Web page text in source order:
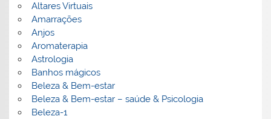
Altares Virtuais
Amarrações
Anjos
Aromaterapia
Astrologia
Banhos mágicos
Beleza & Bem-estar
Beleza & Bem-estar – saúde & Psicologia
Beleza-1